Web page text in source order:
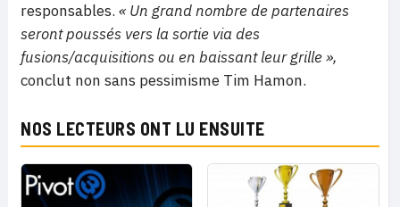
responsables. « Un grand nombre de partenaires
seront poussés vers la sortie via des
fusions/acquisitions ou en baissant leur grille »,
conclut non sans pessimisme Tim Hamon.
NOS LECTEURS ONT LU ENSUITE